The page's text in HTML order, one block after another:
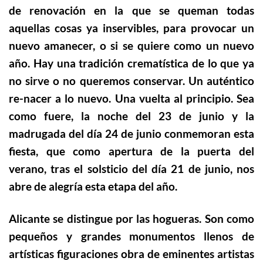
de renovación en la que se queman todas
aquellas cosas ya inservibles, para provocar un
nuevo amanecer, o si se quiere como un nuevo
año. Hay una tradición crematística de lo que ya
no sirve o no queremos conservar. Un auténtico
re-nacer a lo nuevo. Una vuelta al principio. Sea
como fuere, la noche del 23 de junio y la
madrugada del día 24 de junio conmemoran esta
fiesta, que como apertura de la puerta del
verano, tras el solsticio del día 21 de junio, nos
abre de alegría esta etapa del año.
Alicante se distingue por las hogueras. Son como
pequeños y grandes monumentos llenos de
artísticas figuraciones obra de eminentes artistas